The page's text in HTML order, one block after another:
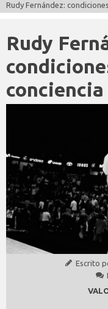
Rudy Fernández:
Rudy
conciencia
Escrito